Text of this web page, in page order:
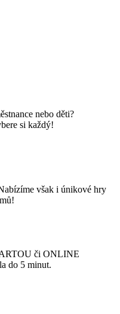
nebo děti?
si každý!
však i únikové hry
či ONLINE
do 5 minut.